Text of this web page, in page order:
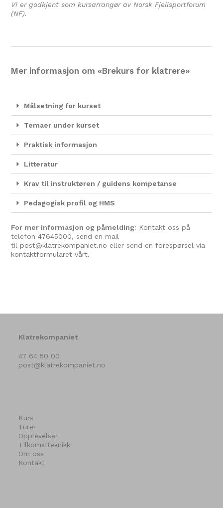
Vi er godkjent som kursarrangør av Norsk Fjellsportforum
(NF).
Mer informasjon om «Brekurs for klatrere»
Målsetning for kurset
Temaer under kurset
Praktisk informasjon
Litteratur
Krav til instruktøren / guidens kompetanse
Pedagogisk profil og HMS
For mer informasjon og påmelding: Kontakt oss på
telefon47645000, send en mail
til post@klatrekompaniet.no eller send enforespørsel via
kontaktformularet vårt.
Klatrekompaniet
47 64 50 00
post@klatrekompaniet.no
Kurs
Turer
Opplevelser
Tilkomstteknikk
Om oss
Kontakt